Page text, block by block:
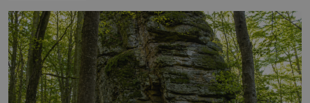
vyhýbá shonu moderní metropole. Místo, ke
kterému se vážou nejstarší české mýty, ve svých
temných útrobách střeží monumentální